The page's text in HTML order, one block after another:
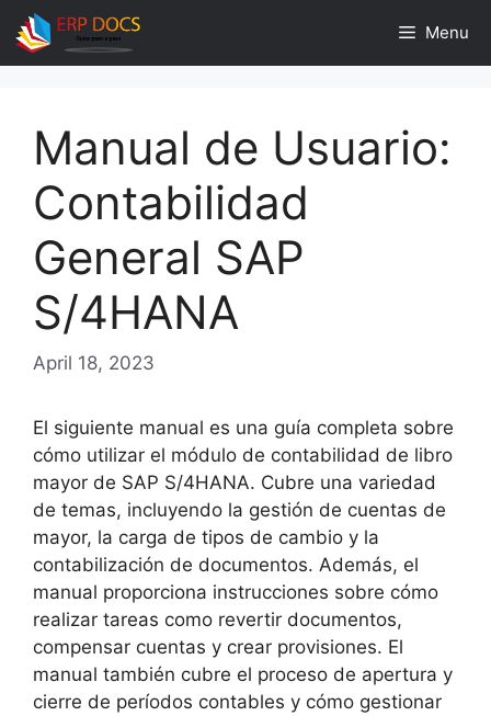
Skip
to
content
Menu
Manual de Usuario:
Contabilidad
General SAP
S/4HANA
April 18, 2023
El siguiente manual es una guía completa sobre
cómo utilizar el módulo de contabilidad de libro
mayor de SAP S/4HANA. Cubre una variedad
de temas, incluyendo la gestión de cuentas de
mayor, la carga de tipos de cambio y la
contabilización de documentos. Además, el
manual proporciona instrucciones sobre cómo
realizar tareas como revertir documentos,
compensar cuentas y crear provisiones. El
manual también cubre el proceso de apertura y
cierre de períodos contables y cómo gestionar